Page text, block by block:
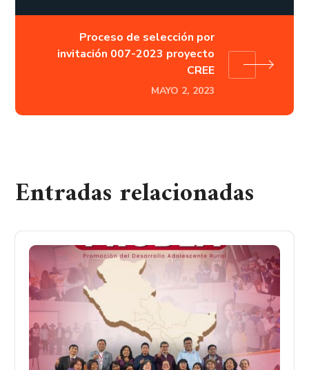
Proceso de selección por
invitación 007-2023 proyecto
CREE
MAYO 2, 2023
Entradas relacionadas